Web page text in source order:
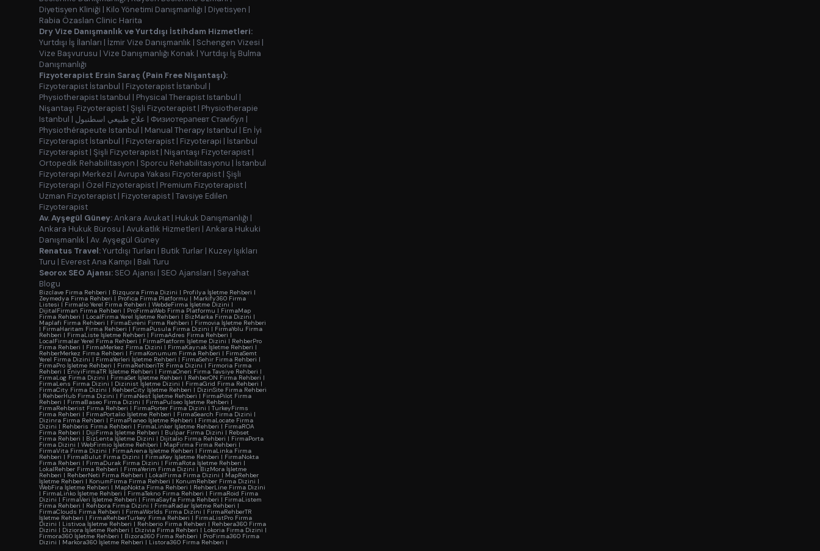
Diyetisyen Kliniği | Kilo Yönetimi Danışmanlığı | Diyetisyen |
Rabia Özaslan Clinic Harita
Dry Vize Danışmanlık ve Yurtdışı İstihdam Hizmetleri:
Yurtdışı İş İlanları | İzmir Vize Danışmanlık | Schengen Vizesi |
Vize Başvurusu | Vize Danışmanlığı Konak | Yurtdışı İş Bulma
Danışmanlığı
Fizyoterapist Ersin Saraç (Pain Free Nişantaşı):
Fizyoterapist İstanbul | Fizyoterapist İstanbul |
Physiotherapist Istanbul | Physical Therapist Istanbul |
Nişantaşı Fizyoterapist | Şişli Fizyoterapist | Physiotherapie
Istanbul | علاج طبيعي اسطنبول | Физиотерапевт Стамбул |
Physiothérapeute Istanbul | Manual Therapy Istanbul | En İyi
Fizyoterapist İstanbul | Fizyoterapist | Fizyoterapi | İstanbul
Fizyoterapist | Şişli Fizyoterapist | Nişantaşı Fizyoterapist |
Ortopedik Rehabilitasyon | Sporcu Rehabilitasyonu | İstanbul
Fizyoterapi Merkezi | Avrupa Yakası Fizyoterapist | Şişli
Fizyoterapi | Özel Fizyoterapist | Premium Fizyoterapist |
Uzman Fizyoterapist | Fizyoterapist | Tavsiye Edilen
Fizyoterapist
Av. Ayşegül Güney:Ankara Avukat | Hukuk Danışmanlığı |
Ankara Hukuk Bürosu | Avukatlık Hizmetleri | Ankara Hukuki
Danışmanlık | Av. Ayşegül Güney
Renatus Travel:Yurtdışı Turları | Butik Turlar | Kuzey Işıkları
Turu | Everest Ana Kampı | Bali Turu
Seorox SEO Ajansı: SEO Ajansı | SEO Ajansları | Seyahat
Blogu
Bizclave Firma Rehberi | Bizquora Firma Dizini | Profilya İşletme Rehberi |
Zeymedya Firma Rehberi | Profica Firma Platformu | Markify360 Firma
Listesi | Firmalio Yerel Firma Rehberi | WebdeFirma İşletme Dizini |
DijitalFirman Firma Rehberi | ProFirmaWeb Firma Platformu | FirmaMap
Firma Rehberi | LocalFirma Yerel İşletme Rehberi | BizMarka Firma Dizini |
Maplafi Firma Rehberi | FirmaEvreni Firma Rehberi | Firmovia İşletme Rehberi
| FirmaHaritam Firma Rehberi | FirmaPusula Firma Dizini | FirmaYolu Firma
Rehberi | FirmaListe İşletme Rehberi | FirmaAdres Firma Rehberi |
LocalFirmalar Yerel Firma Rehberi | FirmaPlatform İşletme Dizini | RehberPro
Firma Rehberi | FirmaMerkez Firma Dizini | FirmaKaynak İşletme Rehberi |
RehberMerkez Firma Rehberi | FirmaKonumum Firma Rehberi | FirmaSemt
Yerel Firma Dizini | FirmaYerleri İşletme Rehberi | FirmaSehir Firma Rehberi |
FirmaPro İşletme Rehberi | FirmaRehberiTR Firma Dizini | Firmoria Firma
Rehberi | EniyiFirmaTR İşletme Rehberi | FirmaOneri Firma Tavsiye Rehberi |
FirmaLog Firma Dizini | FirmaSet İşletme Rehberi | RehberON Firma Rehberi |
FirmaLens Firma Dizini | Dizinist İşletme Dizini | FirmaGrid Firma Rehberi |
FirmaCity Firma Dizini | RehberCity İşletme Rehberi | DizinSite Firma Rehberi
| RehberHub Firma Dizini | FirmaNest İşletme Rehberi | FirmaPilot Firma
Rehberi | FirmaBaseo Firma Dizini | FirmaPulseo İşletme Rehberi |
FirmaRehberist Firma Rehberi | FirmaPorter Firma Dizini | TurkeyFirms
Firma Rehberi | FirmaPortalio İşletme Rehberi | FirmaSearch Firma Dizini |
Dizinra Firma Rehberi | FirmaPlaneo İşletme Rehberi | FirmaLocate Firma
Dizini | Rehberis Firma Rehberi | FirmaLinker İşletme Rehberi | FirmaROA
Firma Rehberi | DijiFirma İşletme Rehberi | Bulpar Firma Dizini | Rebset
Firma Rehberi | BizLenta İşletme Dizini | Dijitalio Firma Rehberi | FirmaPorta
Firma Dizini | WebFirmio İşletme Rehberi | MapFirma Firma Rehberi |
FirmaVita Firma Dizini | FirmaArena İşletme Rehberi | FirmaLinka Firma
Rehberi | FirmaBulut Firma Dizini | FirmaKey İşletme Rehberi | FirmaNokta
Firma Rehberi | FirmaDurak Firma Dizini | FirmaRota İşletme Rehberi |
LokalRehber Firma Rehberi | FirmaYerim Firma Dizini |BizMora İşletme
Rehberi | RehberNeti Firma Rehberi | LokalFirma Firma Dizini | MapRehber
İşletme Rehberi | KonumFirma Firma Rehberi | KonumRehber Firma Dizini |
WebFira İşletme Rehberi | MapNokta Firma Rehberi | RehberLine Firma Dizini
| FirmaLinko İşletme Rehberi | FirmaTekno Firma Rehberi | FirmaRoid Firma
Dizini | FirmaVeri İşletme Rehberi | FirmaSayfa Firma Rehberi | FirmaListem
Firma Rehberi | Rehbora Firma Dizini | FirmaRadar İşletme Rehberi |
FirmaClouds Firma Rehberi | FirmaWorlds Firma Dizini | FirmaRehberTR
İşletme Rehberi | FirmaRehberTurkey Firma Rehberi | FirmaListPro Firma
Dizini | Listivoa İşletme Rehberi | Rehberio Firma Rehberi | Rehbera360 Firma
Dizini | Diziora İşletme Rehberi | Dizivia Firma Rehberi | Lokoria Firma Dizini |
Firmora360 İşletme Rehberi | Bizora360 Firma Rehberi | ProFirma360 Firma
Dizini | Markora360 İşletme Rehberi | Listora360 Firma Rehberi |